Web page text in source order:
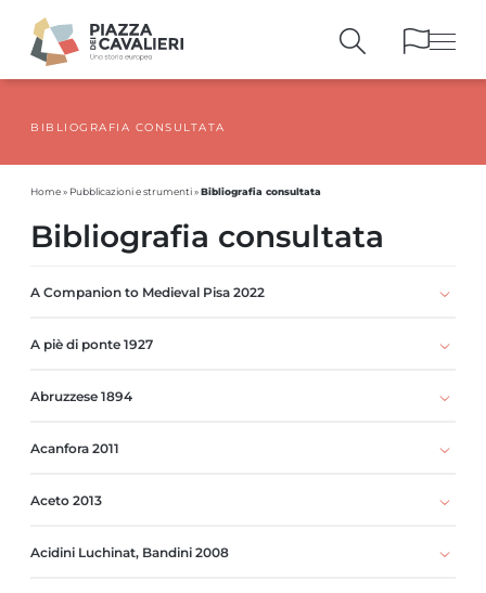
PUBBLICAZIONI E STRUMENTI
BIBLIOGRAFIA CONSULTATA
Home» Pubblicazioni e strumenti»Bibliografia consultata
Bibliografia consultata
A Companion to Medieval Pisa 2022
A piè di ponte 1927
Abruzzese 1894
Acanfora 2011
Aceto 2013
Acidini Luchinat, Bandini 2008